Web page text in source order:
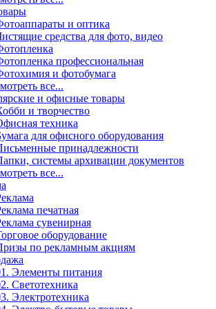
и оптика
средства для фото, видео
профессиональная
и фотобумага
все...
и офисные товары
и творчество
техника
для офисного оборудования
принадлежности
системы архивации документов
все...
печатная
сувенирная
оборудование
по рекламным акциям
Элементы питания
Светотехника
Электротехника